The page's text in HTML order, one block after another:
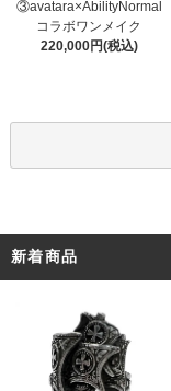
③avatara×AbilityNormal
コラボワンメイク
220,000円(税込)
新着商品